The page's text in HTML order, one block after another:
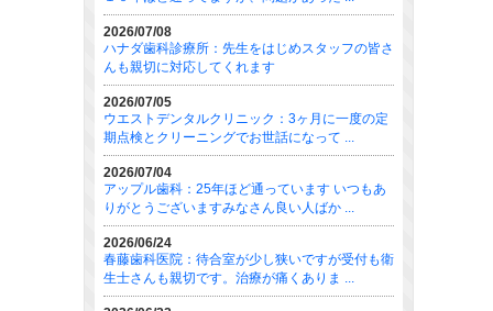
2026/07/08
ハナダ歯科診療所：先生をはじめスタッフの皆さ
んも親切に対応してくれます
2026/07/05
ウエストデンタルクリニック：3ヶ月に一度の定
期点検とクリーニングでお世話になって ...
2026/07/04
アップル歯科：25年ほど通っています いつもあ
りがとうございますみなさん良い人ばか ...
2026/06/24
春藤歯科医院：待合室が少し狭いですが受付も衛
生士さんも親切です。治療が痛くありま ...